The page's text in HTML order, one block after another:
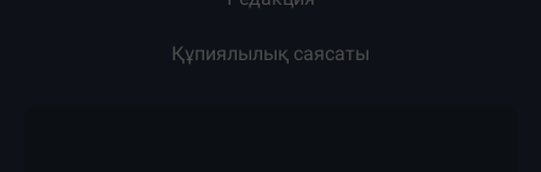
Құпиялылық саясаты